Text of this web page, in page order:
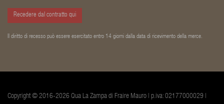
Recedere dal contratto qui
Il diritto di recesso può essere esercitato entro 14 giorni dalla data di ricevimento della merce.
Copyright © 2016-2026 Qua La Zampa di Fraire Mauro | p.iva: 02177000029 |